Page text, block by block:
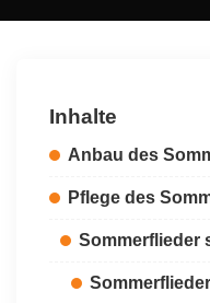
Inhalte
Anbau des
Pflege des
Sommerflieder